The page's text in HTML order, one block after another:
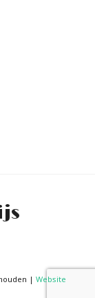
|Website